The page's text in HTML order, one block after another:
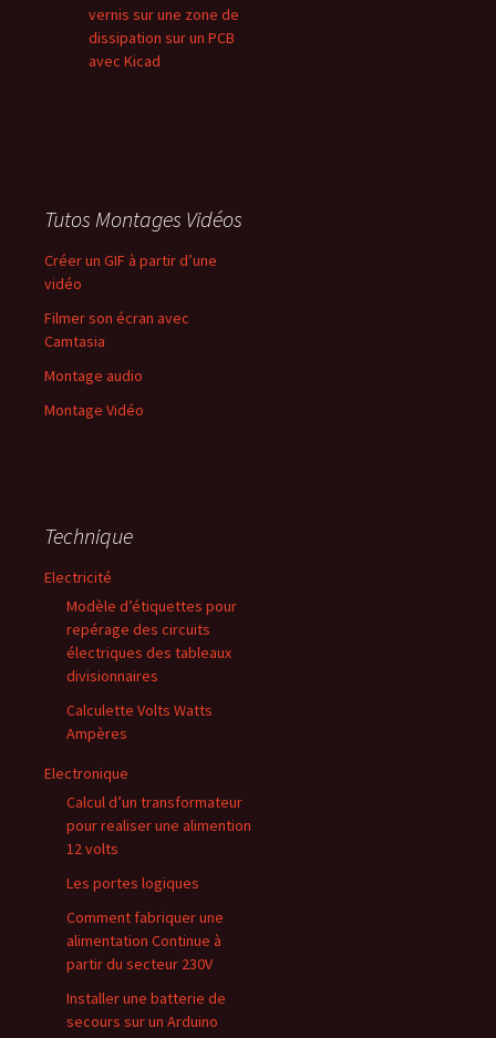
vernis sur une zone de
dissipation sur un PCB
avec Kicad
Tutos Montages Vidéos
Créer un GIF à partir d’une
vidéo
Filmer son écran avec
Camtasia
Montage audio
Montage Vidéo
Technique
Electricité
Modèle d’étiquettes pour
repérage des circuits
électriques des tableaux
divisionnaires
Calculette Volts Watts
Ampères
Electronique
Calcul d’un transformateur
pour realiser une alimention
12 volts
Les portes logiques
Comment fabriquer une
alimentation Continue à
partir du secteur 230V
Installer une batterie de
secours sur un Arduino